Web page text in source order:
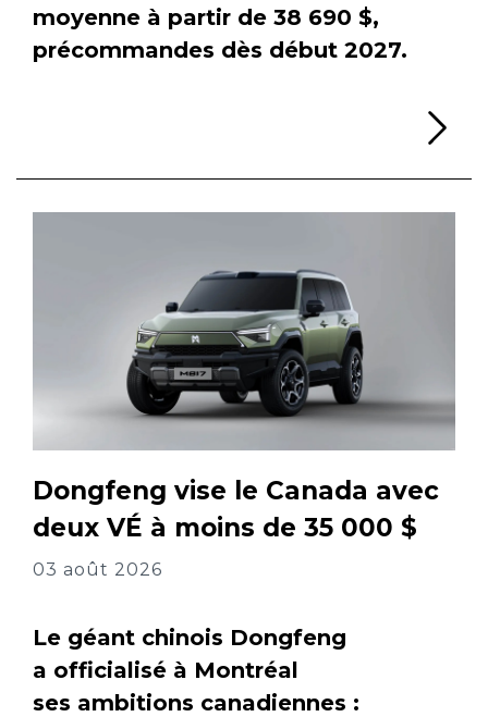
moyenne à partir de 38 690 $,
précommandes dès début 2027.
Dongfeng vise le Canada avec
deux VÉ à moins de 35 000 $
03 août 2026
Le géant chinois Dongfeng
a officialisé à Montréal
ses ambitions canadiennes :